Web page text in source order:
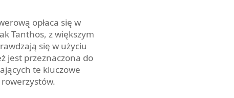
opłaca się w
Tanthos, z większym
się w użyciu
jest przeznaczona do
te kluczowe